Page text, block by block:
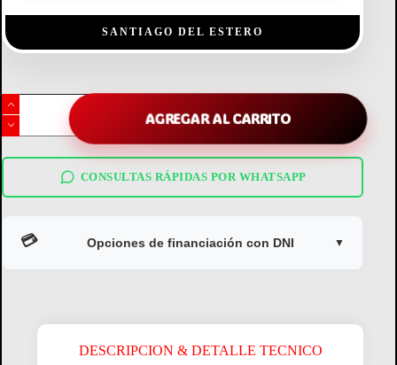
SANTIAGO DEL ESTERO
Benevento
Placard
60cm
Puertas
Cajones
AGREGAR AL CARRITO
CONSULTAS RÁPIDAS POR WHATSAPP
💳 Opciones de financiación con DNI ▼
DESCRIPCION & DETALLE TECNICO